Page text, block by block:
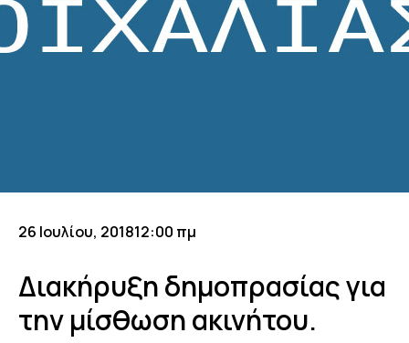
26 Ιουλίου, 201812:00 πμ
Διακήρυξη δημοπρασίας για
την μίσθωση ακινήτου.